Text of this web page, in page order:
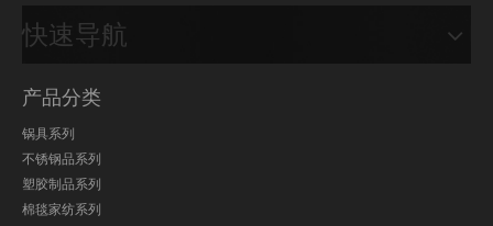
快速导航
产品分类
锅具系列
不锈钢品系列
塑胶制品系列
棉毯家纺系列